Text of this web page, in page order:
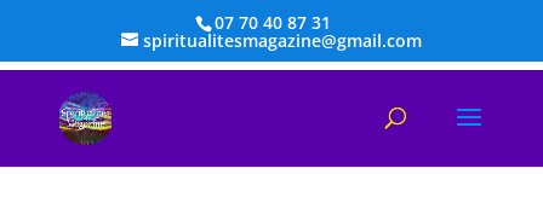
07 70 40 87 31
spiritualitesmagazine@gmail.com